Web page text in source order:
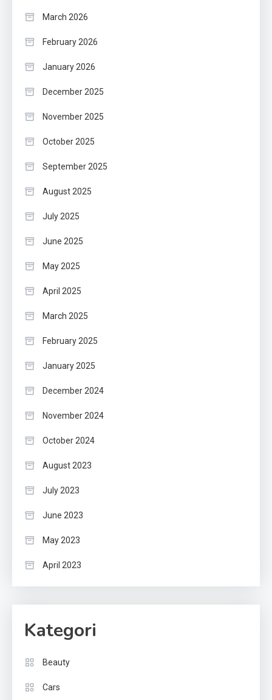
March 2026
February 2026
January 2026
December 2025
November 2025
October 2025
September 2025
August 2025
July 2025
June 2025
May 2025
April 2025
March 2025
February 2025
January 2025
December 2024
November 2024
October 2024
August 2023
July 2023
June 2023
May 2023
April 2023
Kategori
Beauty
Cars